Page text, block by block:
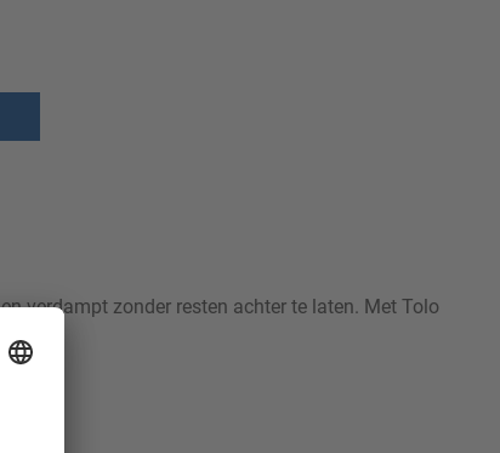
verdampt zonder resten achter te laten. Met Tolo